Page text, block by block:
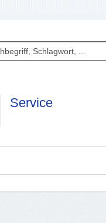
Service